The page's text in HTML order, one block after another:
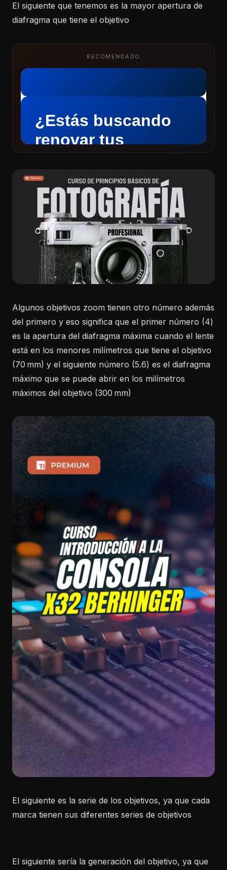
El siguiente que tenemos es la mayor apertura de
diafragma que tiene el objetivo
RECOMENDADO
Algunos objetivos zoom tienen otro número además
del primero y eso significa que el primer número (4)
es la apertura del diafragma máxima cuando el lente
está en los menores milímetros que tiene el objetivo
(70 mm) y el siguiente número (5.6) es el diafragma
máximo que se puede abrir en los milímetros
máximos del objetivo (300 mm)
El siguiente es la serie de los objetivos, ya que cada
marca tienen sus diferentes series de objetivos
El siguiente sería la generación del objetivo, ya que